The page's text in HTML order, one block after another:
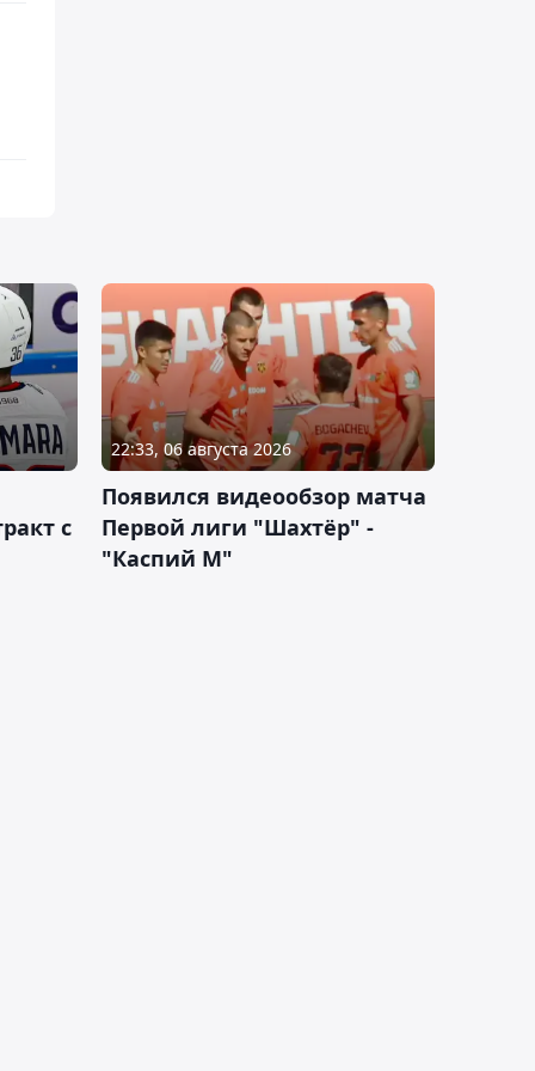
с
22:33, 06 августа 2026
Появился видеообзор матча
Первой лиги "Шахтёр" -
"Каспий М"